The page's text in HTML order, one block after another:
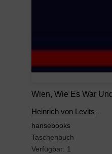
Heinrich von Levitschnigg von Levitschnigg
hansebooks
Taschenbuch
Verfügbar: 1